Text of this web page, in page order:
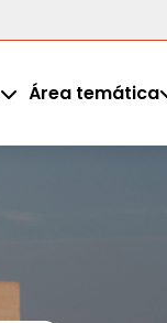
Área temática